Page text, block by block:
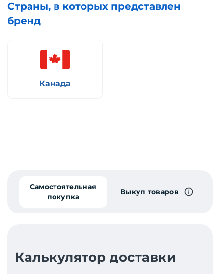
Страны, в которых представлен
бренд
Канада
Самостоятельная
покупка
Выкуп товаров
Калькулятор доставки